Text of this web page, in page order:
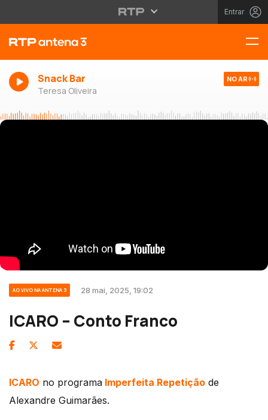
Entrar
Snack Bar
Teresa Oliveira
NO AR
AO VIVO NA ANTENA 3 28 mai, 2025, 19:02
ICARO – Conto Franco
ICARO no programa Imperfeita Repetição de
Alexandre Guimarães.